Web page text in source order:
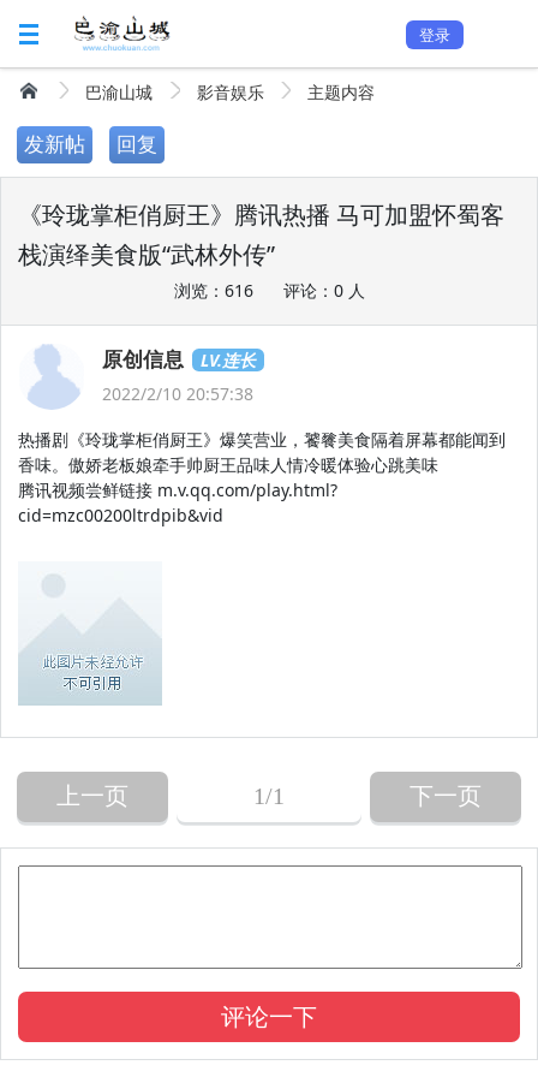
登录
巴渝山城 影音娱乐 主题内容
发新帖 回复
《玲珑掌柜俏厨王》腾讯热播 马可加盟怀蜀客
栈演绎美食版“武林外传”
浏览：616 评论：0 人
原创信息
LV.连长
2022/2/10 20:57:38
热播剧《玲珑掌柜俏厨王》爆笑营业，饕餮美食隔着屏幕都能闻到
香味。傲娇老板娘牵手帅厨王品味人情冷暖体验心跳美味
腾讯视频尝鲜链接 m.v.qq.com/play.html?
cid=mzc00200ltrdpib&vid
上一页 1/1 下一页